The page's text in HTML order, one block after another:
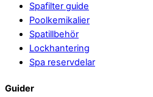
Spafilter guide
Poolkemikalier
Spatillbehör
Lockhantering
Spa reservdelar
Guider